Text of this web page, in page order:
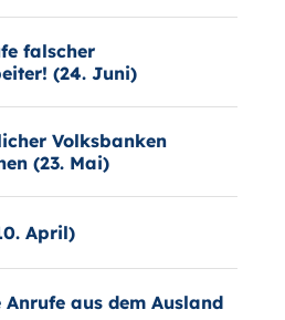
falscher
(24. Juni)
Volksbanken
(23. Mai)
April)
Anrufe aus dem Ausland